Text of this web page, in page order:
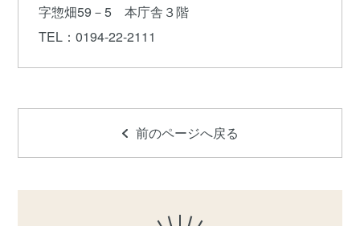
字惣畑59－5 本庁舎３階
TEL ：0194-22-2111
前のページへ戻る